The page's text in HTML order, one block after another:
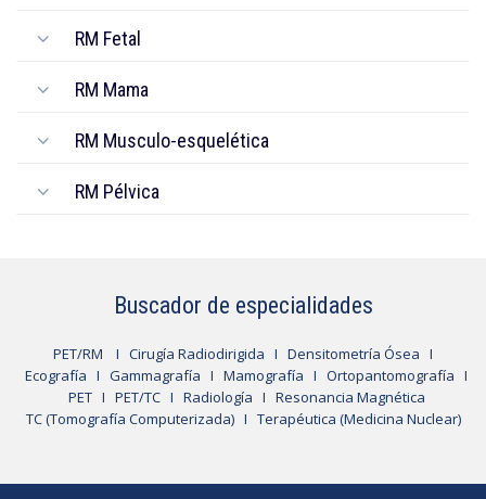
RM Fetal
RM Mama
RM Musculo-esquelética
RM Pélvica
Buscador de especialidades
PET/RM I Cirugía Radiodirigida I Densitometría Ósea I
Ecografía I Gammagrafía I Mamografía I Ortopantomografía I
PETI PET/TCI Radiología I Resonancia Magnética
TC (Tomografía Computerizada)I Terapéutica (Medicina Nuclear)